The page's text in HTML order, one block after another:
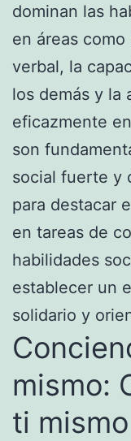
dominan las
en áreas
verbal, la
los demás y la
eficazmente
son
social fuerte y
para destacar
en tareas de
habilidades
establecer un
solidario y
mismo:
ti mismo